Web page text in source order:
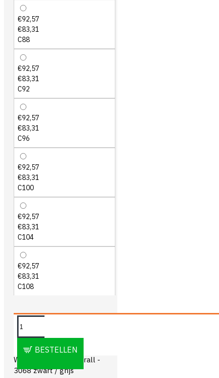
€92,57
€83,31
C88
€92,57
€83,31
C92
€92,57
€83,31
C96
€92,57
€83,31
C100
€92,57
€83,31
C104
€92,57
€83,31
C108
BESTELLEN
OMSCHRIJVING
Workman Utility Overall -
3068 zwart / grijs